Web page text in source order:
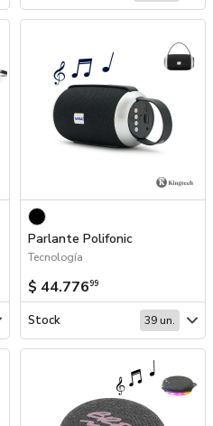
Parlante Polifonic
Tecnología
$ 44.77699
Stock 39 un.